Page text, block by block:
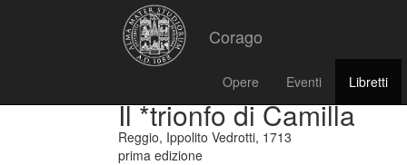
Corago
Opere Eventi Libretti
Il *trionfo di Camilla
Reggio, Ippolito Vedrotti, 1713
prima edizione